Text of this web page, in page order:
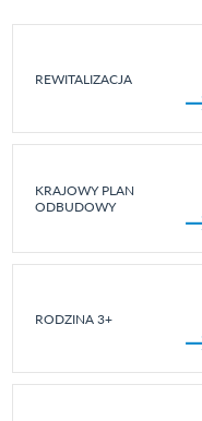
REWITALIZACJA
KRAJOWY PLAN
ODBUDOWY
RODZINA 3+